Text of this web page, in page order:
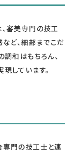
審美専門の技工
ど、細部までこだ
和はもちろん、
しています。
門の技工士と連